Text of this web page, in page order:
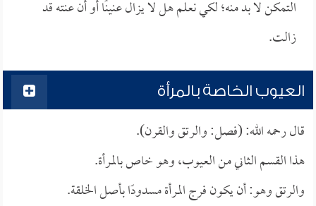
التمكن لا بد منه؛ لكي نعلم هل لا يزال عنينًا أو أن عنته قد
زالت.
العيوب الخاصة بالمرأة
قال رحمه الله: (فصل: والرتق والقرن).
هذا القسم الثاني من العيوب، وهو خاص بالمرأة.
والرتق وهو: أن يكون فرج المرأة مسدودًا بأصل الخلقة.